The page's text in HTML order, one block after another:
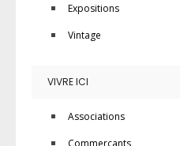
Expositions
Vintage
VIVRE ICI
Associations
Commerçants